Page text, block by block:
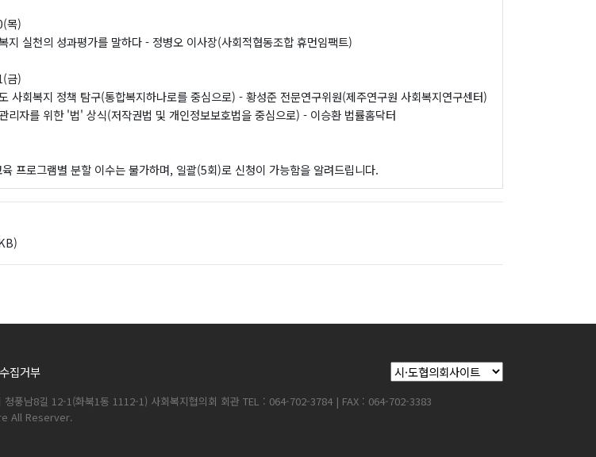
목)
지 실천의 성과평가를 말하다 - 정병오 이사장(사회적협동조합 휴먼임팩트)
금)
사회복지 정책 탐구(통합복지하나로를 중심으로) - 황성준 전문연구위원(제주연구원 사회복지연구센터)
리자를 위한 '법' 상식(저작권법 및 개인정보보호법을 중심으로) - 이승환 법률홈닥터
프로그램별 분할 이수는 불가하며, 일괄(5회)로 신청이 가능함을 알려드립니다.
집거부
풍남8길 12-1(화북1동 1112-1) 사회복지협의회 회관 TEL : 064-702-3784 | FAX : 064-702-3383
All Reserver.